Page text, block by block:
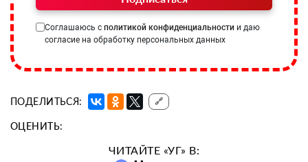
Соглашаюсь с политикой конфиденциальности и даю
согласие на обработку персональных данных
ПОДЕЛИТЬСЯ: 🔗
ОЦЕНИТЬ:
ЧИТАЙТЕ «УГ» В: